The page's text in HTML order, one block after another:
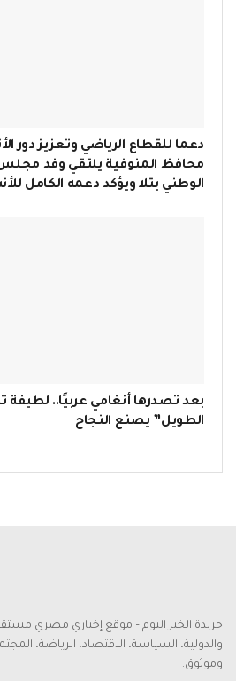
دعما للقطاع الرياضي وتعزيز دور
محافظ المنوفية يلتقي وفد مجلس
الوطني بتلا ويؤكد دعمه الكامل
بعد تصدرها أنغامي عربيًا.. لطيفة
الطويل” يصنع النجاح
جريدة الخبر اليوم – موقع إخباري مصري
والدولية، السياسة، الاقتصاد، الرياضة،
وموثوق.